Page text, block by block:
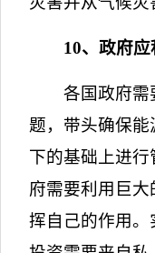
10、政府
各国政府需
题，带头确保
下的基础上进
府需要利用巨
挥自己的作用